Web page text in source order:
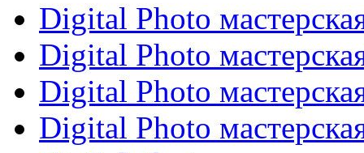
Digital Photo
Digital Photo
Digital Photo
Digital Photo